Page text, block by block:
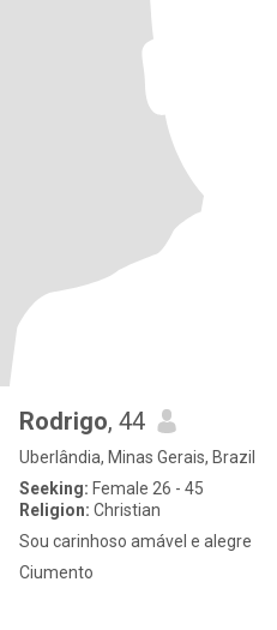
Rodrigo, 44
Uberlândia, Minas Gerais, Brazil
Seeking: Female 26 - 45
Religion: Christian
Sou carinhoso amável e alegre
Ciumento